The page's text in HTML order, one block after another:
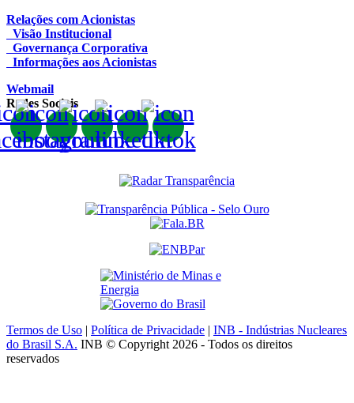
Relações com Acionistas
Visão Institucional
Governança Corporativa
Informações aos Acionistas
Webmail
Redes Sociais
Termos de Uso | Política de Privacidade | INB - Indústrias Nucleares
do Brasil S.A. INB © Copyright 2026 - Todos os direitos
reservados